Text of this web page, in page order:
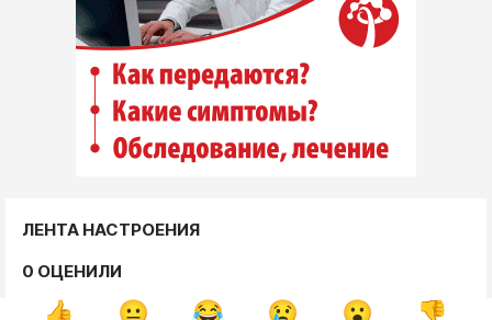
ЛЕНТА НАСТРОЕНИЯ
0 ОЦЕНИЛИ